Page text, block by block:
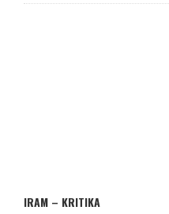
IRAM – KRITIKA